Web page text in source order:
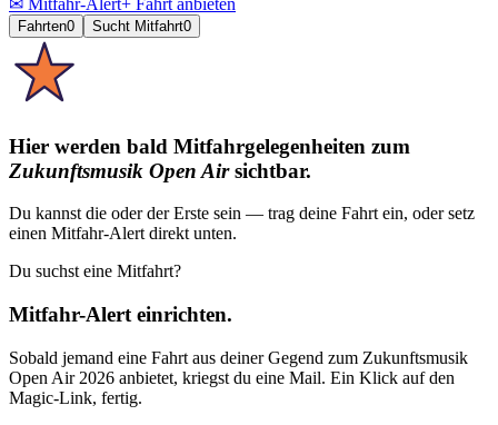
Fahrten0 Sucht Mitfahrt0
Hier werden bald Mitfahrgelegenheiten zum
Zukunftsmusik Open Air sichtbar.
Du kannst die oder der Erste sein — trag deine Fahrt ein, oder setz
einen Mitfahr-Alert direkt unten.
Du suchst eine Mitfahrt?
Mitfahr-Alert einrichten.
Sobald jemand eine Fahrt aus deiner Gegend zum Zukunftsmusik
Open Air 2026 anbietet, kriegst du eine Mail. Ein Klick auf den
Magic-Link, fertig.